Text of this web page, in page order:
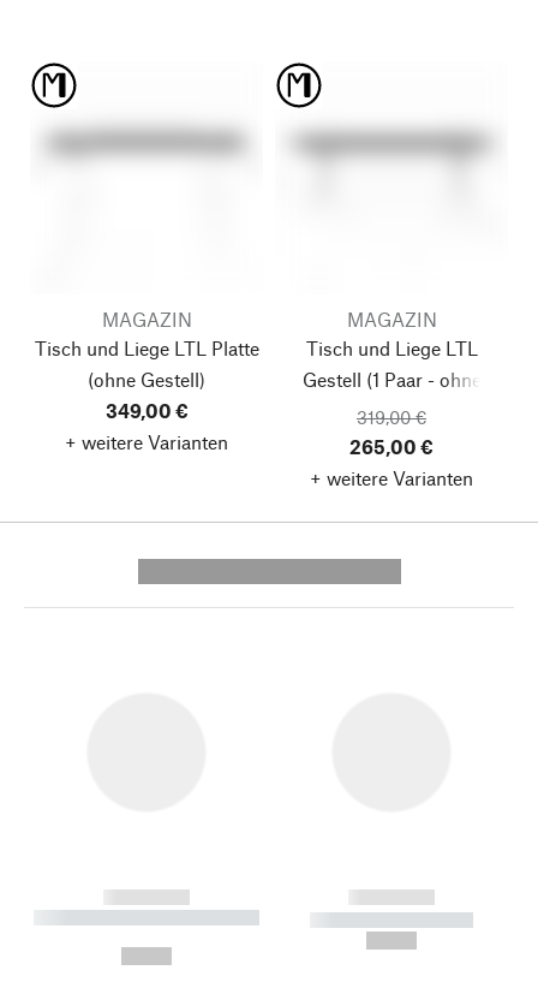
MAGAZIN
Tisch und Liege LTL Platte
(ohne Gestell)
349,00 €
+ weitere Varianten
MAGAZIN
Tisch und Liege LTL
Gestell (1 Paar - ohne
Platte)
319,00 €
265,00 €
+ weitere Varianten
------------
----------- ----------- --------
------------
----------- -----------